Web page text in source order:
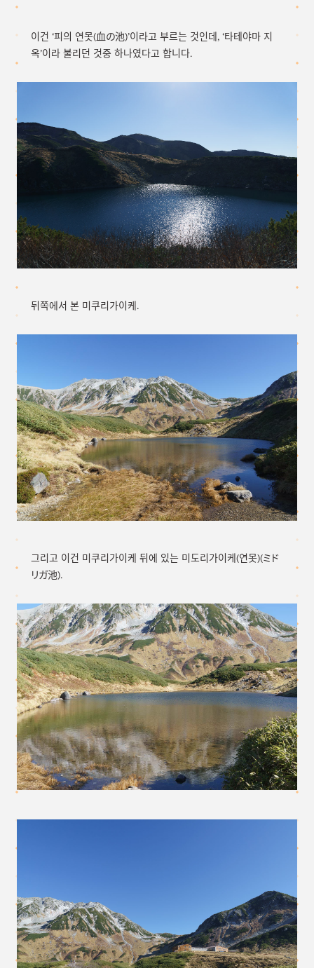
이건 ‘피의 연못(血の池)’이라고 부르는 것인데, ‘타테야마 지
옥’이라 불리던 것중 하나였다고 합니다.
뒤쪽에서 본 미쿠리가이케.
그리고 이건 미쿠리가이케 뒤에 있는 미도리가이케(연못)(ミド
リガ池).